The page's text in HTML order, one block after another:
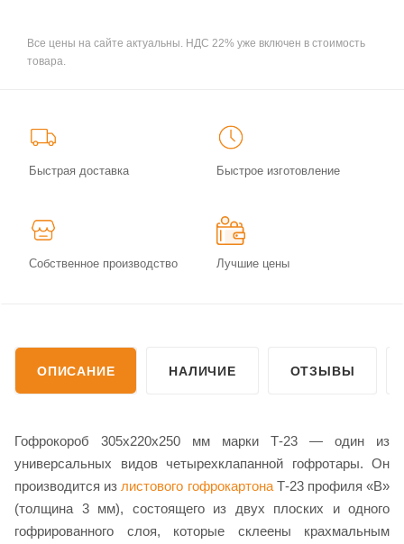
Все цены на сайте актуальны. НДС 22% уже включен в стоимость
товара.
Быстрая доставка Быстрое изготовление
Собственное производство Лучшие цены
ОПИСАНИЕ НАЛИЧИЕ ОТЗЫВЫ
Гофрокороб 305х220х250 мм марки Т-23 — один из
универсальных видов четырехклапанной гофротары. Он
производится из листового гофрокартонаТ-23 профиля «В»
(толщина 3 мм), состоящего из двух плоских и одного
гофрированного слоя, которые склеены крахмальным